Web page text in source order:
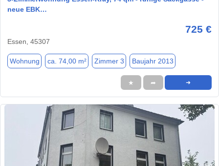
neue EBK…
725 €
Essen, 45307
Wohnung ca. 74,00 m² Zimmer 3 Baujahr 2013
★ ➦ ➜